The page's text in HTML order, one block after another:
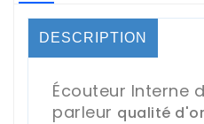
DESCRIPTION
Écouteur Interne
parleur qualité